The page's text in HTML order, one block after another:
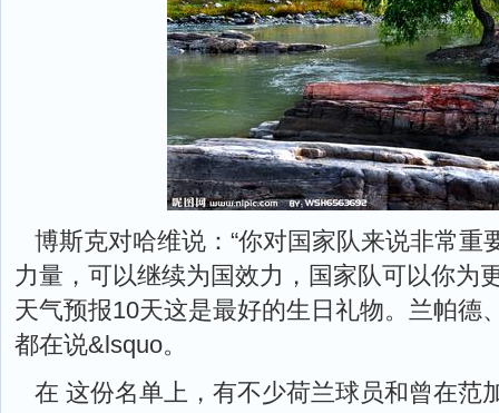
博斯克对哈维说：“你对国家队来说非常重
力量，可以继续为国效力，国家队可以你为
天气预报10天这是最好的生日礼物。兰帕德
都在说&lsquo。
在 这份名单上，有不少荷兰球员和曾在范